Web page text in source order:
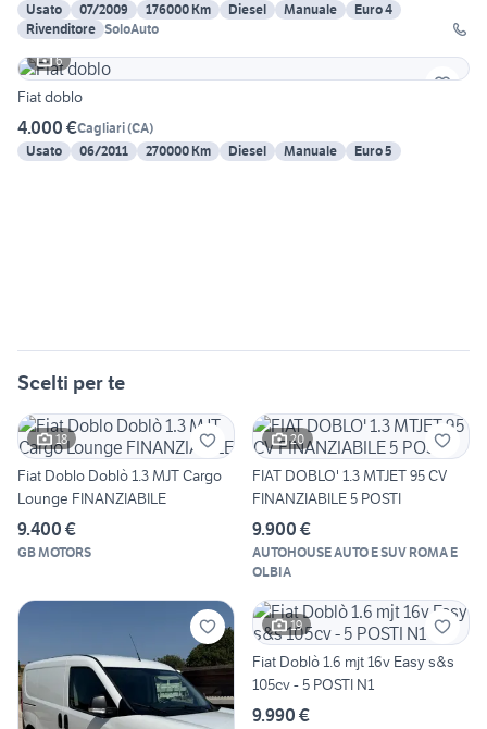
Usato
07/2009 176000 Km Diesel Manuale
Euro 4
Rivenditore SoloAuto
6
Fiat doblo
4.000 €Cagliari(CA)
Usato
06/2011 270000 Km Diesel Manuale Euro 5
Scelti per te
18
Fiat Doblo Doblò 1.3 MJT Cargo
Lounge FINANZIABILE
9.400 €
GB MOTORS
20
FIAT DOBLO' 1.3 MTJET 95 CV
FINANZIABILE 5 POSTI
9.900 €
AUTOHOUSE AUTO E SUV ROMA E
OLBIA
19
Fiat Doblò 1.6 mjt 16v Easy s&s
105cv - 5 POSTI N1
9.990 €